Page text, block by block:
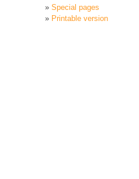
Special pages
Printable version